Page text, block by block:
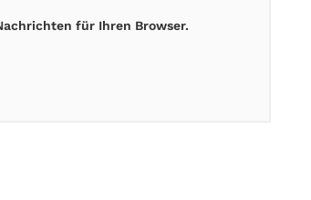
für Ihren Browser.